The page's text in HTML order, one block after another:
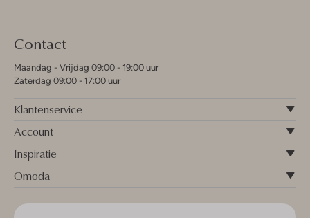
Contact
Maandag - Vrijdag 09:00 - 19:00 uur
Zaterdag 09:00 - 17:00 uur
Klantenservice
Account
Inspiratie
Omoda